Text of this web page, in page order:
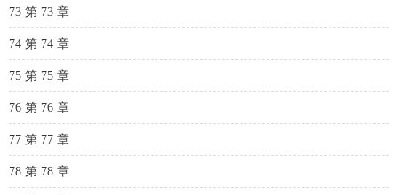
73 第 73 章
74 第 74 章
75 第 75 章
76 第 76 章
77 第 77 章
78 第 78 章